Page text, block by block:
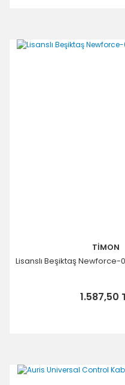
TİMON
Lisanslı Beşiktaş Newforce-
1.587,50